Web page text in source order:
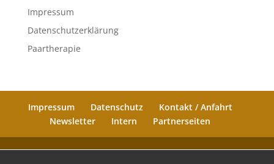
Impressum
Datenschutzerklärung
Paartherapie
Impressum Datenschutz
Kontakt / Anfahrt
Newsletter
Intern Partnerseiten